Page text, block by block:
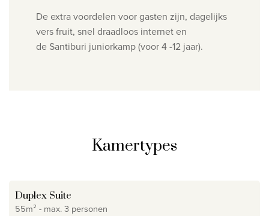
De extra voordelen voor gasten zijn, dagelijks
vers fruit, snel draadloos internet en
de Santiburi juniorkamp (voor 4 -12 jaar).
Kamertypes
Duplex Suite
55m² - max. 3 personen